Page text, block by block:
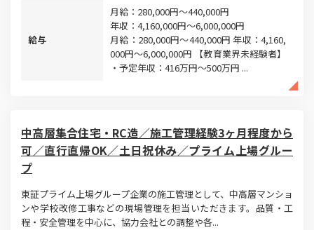
給与
月給：280,000円～440,000円
年収：4,160,000円～6,000,000円
月給：280,000円～440,000円 年収：4,160,
000円～6,000,000円 【教育業界未経験者】
・予定年収：416万円～500万円 ...
中高層集合住宅・RC造／施工管理経験3ヶ月程度から
可／直行直帰OK／土日祝休み／プライム上場グルー
プ
東証プライム上場グループ企業の施工管理として、中高層マンショ
ンや学校改修工事などの現場管理を担当いただきます。品質・工
程・安全管理を中心に、協力会社との調整や各...